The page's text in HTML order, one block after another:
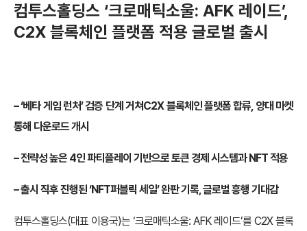
컴투스홀딩스 ‘크로매틱소울: AFK 레이드’,
C2X 블록체인 플랫폼 적용 글로벌 출시
– ‘베타 게임 런처’ 검증 단계 거쳐C2X 블록체인 플랫폼 합류, 양대 마켓
통해 다운로드 개시
– 전략성 높은 4인 파티플레이 기반으로 토큰 경제 시스템과 NFT 적용
– 출시 직후 진행된 ‘NFT퍼블릭 세일’ 완판 기록, 글로벌 흥행 기대감
컴투스홀딩스(대표 이용국)는 ‘크로매틱소울: AFK 레이드’를 C2X 블록